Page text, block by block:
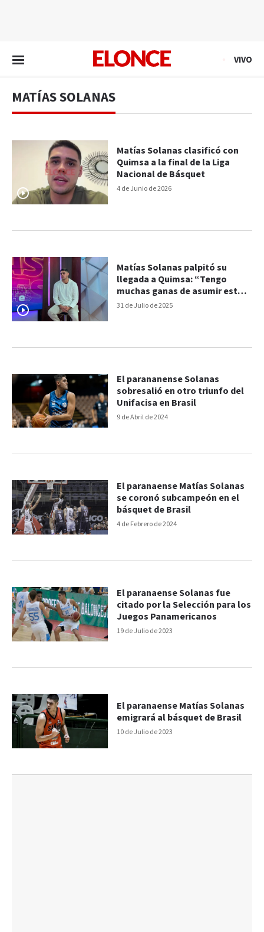
VIVO
MATÍAS SOLANAS
4 de Junio de 2026
Matías Solanas clasificó con
Quimsa a la final de la Liga
Nacional de Básquet
31 de Julio de 2025
Matías Solanas palpitó su
llegada a Quimsa: “Tengo
muchas ganas de asumir este
desafío”
9 de Abril de 2024
El parananense Solanas
sobresalió en otro triunfo del
Unifacisa en Brasil
4 de Febrero de 2024
El paranaense Matías Solanas
se coronó subcampeón en el
básquet de Brasil
19 de Julio de 2023
El paranaense Solanas fue
citado por la Selección para los
Juegos Panamericanos
10 de Julio de 2023
El paranaense Matías Solanas
emigrará al básquet de Brasil